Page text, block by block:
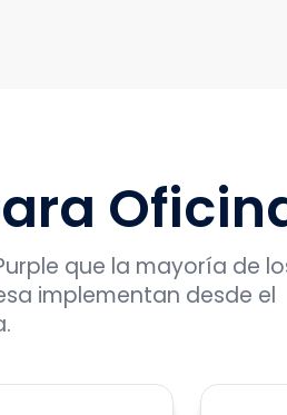
que la mayoría de
implementan desde el